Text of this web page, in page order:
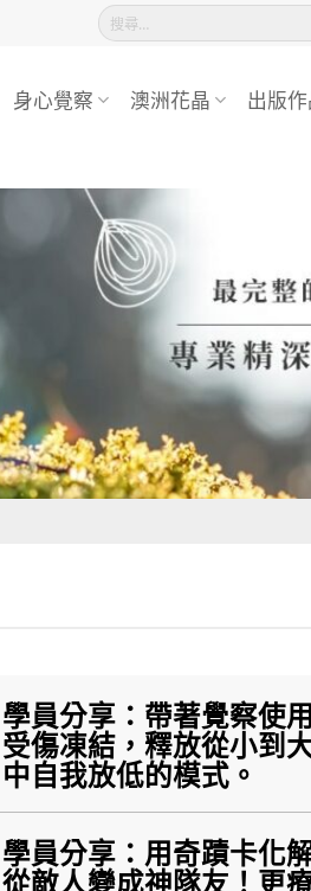
搜
尋
字:
身心覺察 澳洲花晶 出版
學員分享：帶著覺察使
受傷凍結，釋放從小到
中自我放低的模式。
學員分享：用奇蹟卡化
從敵人變成神隊友！更